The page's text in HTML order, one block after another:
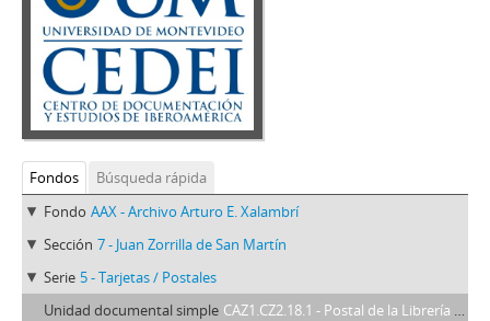
Fondos
Búsqueda rápida
Fondo AAX - Archivo Arturo E. Xalambrí
Sección 7 - Juan Zorrilla de San Martín
Serie 5 - Tarjetas / Postales
Unidad documental simple CAZ1.CZ2.18.1 - Postal de la Librería Vázquez Cores con fotografía teatralizada de "Tabaré" de Juan Zorrilla de San Martín